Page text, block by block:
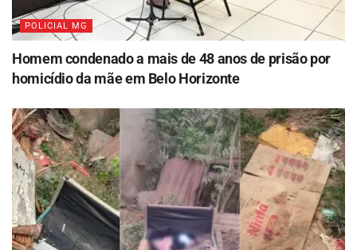
POLICIAL MG
Homem condenado a mais de 48 anos de prisão por
homicídio da mãe em Belo Horizonte